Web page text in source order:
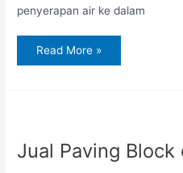
penyerapan air ke dalam
Read More »
Jual Paving Block
Sangatta